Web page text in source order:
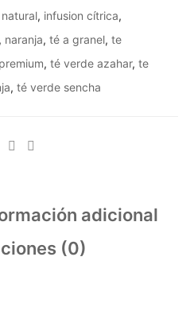
, infusion cítrica,
, naranja, té a granel, te
, té verde azahar, te
, té verde sencha
adicional
(0)